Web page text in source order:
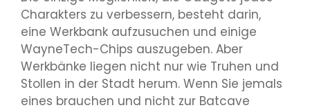
Charakters zu verbessern, besteht darin,
eine Werkbank aufzusuchen und einige
WayneTech-Chips auszugeben. Aber
Werkbänke liegen nicht nur wie Truhen und
Stollen in der Stadt herum. Wenn Sie jemals
eines brauchen und nicht zur Batcave